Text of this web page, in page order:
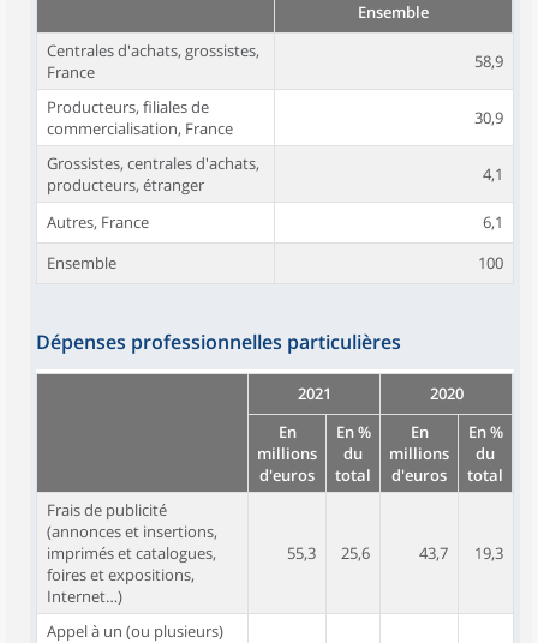
Ensemble
Centrales d'achats, grossistes,
France
58,9
Producteurs, filiales de
commercialisation, France
30,9
Grossistes, centrales d'achats,
producteurs, étranger
4,1
Autres, France
6,1
Ensemble
100
Dépenses professionnelles particulières
2021
2020
En
millions
d'euros
En %
du
total
En
millions
d'euros
En %
du
total
Frais de publicité
(annonces et insertions,
imprimés et catalogues,
foires et expositions,
Internet…)
55,3 25,6 43,7 19,3
Appel à un (ou plusieurs)